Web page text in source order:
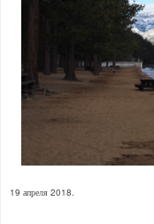
19 апреля 2018.